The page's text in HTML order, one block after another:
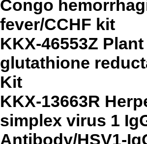
Congo
fever/CCHF kit
KKX-46553Z Plant
glutathione
Kit
KKX-13663R
simplex virus 1
Antibody/HSV1-